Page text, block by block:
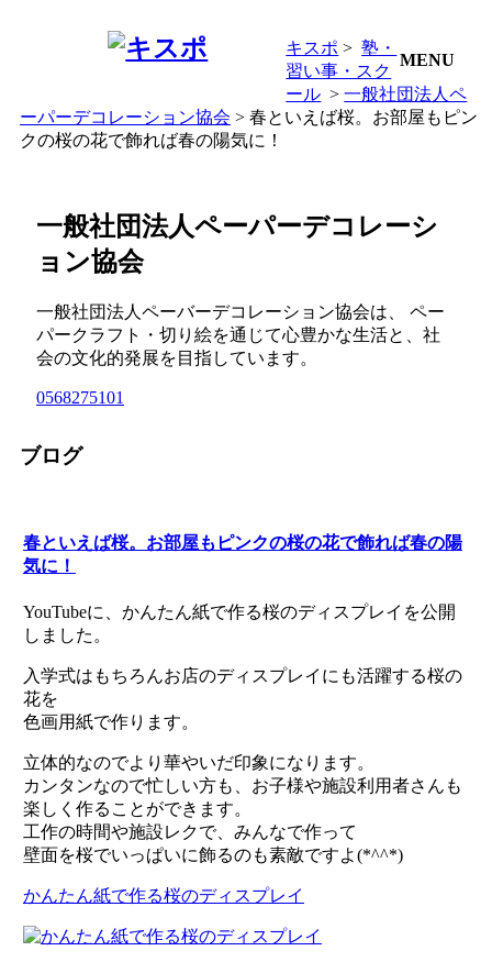
MENU
キスポ >塾・
習い事・スク
ール >一般社団法人ペ
ーパーデコレーション協会 > 春といえば桜。お部屋もピン
クの桜の花で飾れば春の陽気に！
一般社団法人ペーパーデコレーシ
ョン協会
一般社団法人ペーバーデコレーション協会は、 ペー
パークラフト・切り絵を通じて心豊かな生活と、社
会の文化的発展を目指しています。
0568275101
ブログ
春といえば桜。お部屋もピンクの桜の花で飾れば春の陽
気に！
YouTubeに、かんたん紙で作る桜のディスプレイを公開
しました。
入学式はもちろんお店のディスプレイにも活躍する桜の
花を
色画用紙で作ります。
立体的なのでより華やいだ印象になります。
カンタンなので忙しい方も、お子様や施設利用者さんも
楽しく作ることができます。
工作の時間や施設レクで、みんなで作って
壁面を桜でいっぱいに飾るのも素敵ですよ(*^^*)
かんたん紙で作る桜のディスプレイ